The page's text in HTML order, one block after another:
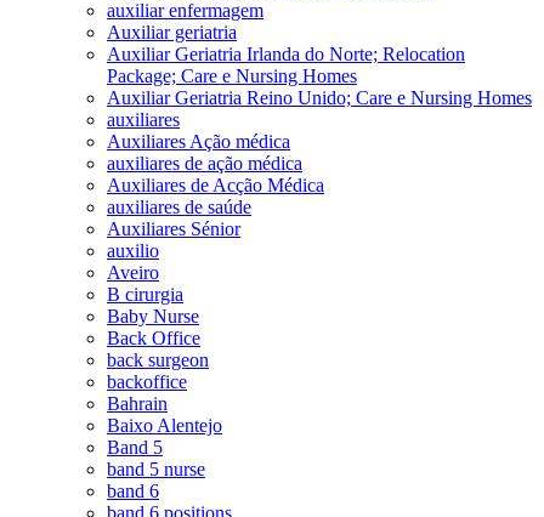
auxiliar enfermagem
Auxiliar geriatria
Auxiliar Geriatria Irlanda do Norte; Relocation
Package; Care e Nursing Homes
Auxiliar Geriatria Reino Unido; Care e Nursing Homes
auxiliares
Auxiliares Ação médica
auxiliares de ação médica
Auxiliares de Acção Médica
auxiliares de saúde
Auxiliares Sénior
auxilio
Aveiro
B cirurgia
Baby Nurse
Back Office
back surgeon
backoffice
Bahrain
Baixo Alentejo
Band 5
band 5 nurse
band 6
band 6 positions